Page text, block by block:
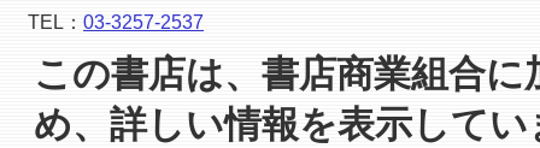
TEL： 03-3257-2537
この書店は、書店商業組合
め、詳しい情報を表示して